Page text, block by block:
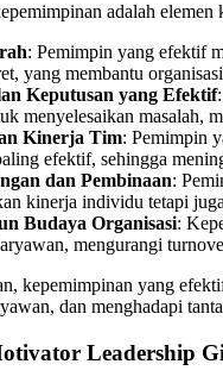
adalah
: Pemimpin yang efektif
yang membantu
Keputusan yang Efektif
menyelesaikan masalah,
Kinerja Tim: Pemimpin
efektif, sehingga
dan Pembinaan:
kinerja individu tetapi
Budaya Organisasi:
mengurangi
kepemimpinan yang
dan menghadapi
Leadership